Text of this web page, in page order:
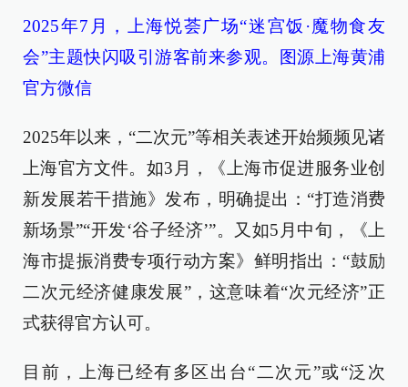
2025年7月，上海悦荟广场“迷宫饭·魔物食友
会”主题快闪吸引游客前来参观。图源上海黄浦
官方微信
2025年以来，“二次元”等相关表述开始频频见诸
上海官方文件。如3月，《上海市促进服务业创
新发展若干措施》发布，明确提出：“打造消费
新场景”“开发‘谷子经济’”。又如5月中旬，《上
海市提振消费专项行动方案》鲜明指出：“鼓励
二次元经济健康发展”，这意味着“次元经济”正
式获得官方认可。
目前，上海已经有多区出台“二次元”或“泛次